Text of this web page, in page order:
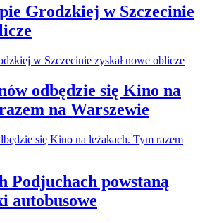
Grodzkiej w Szczecinie
odbędzie się Kino na
na Warszewie
Podjuchach powstaną
autobusowe